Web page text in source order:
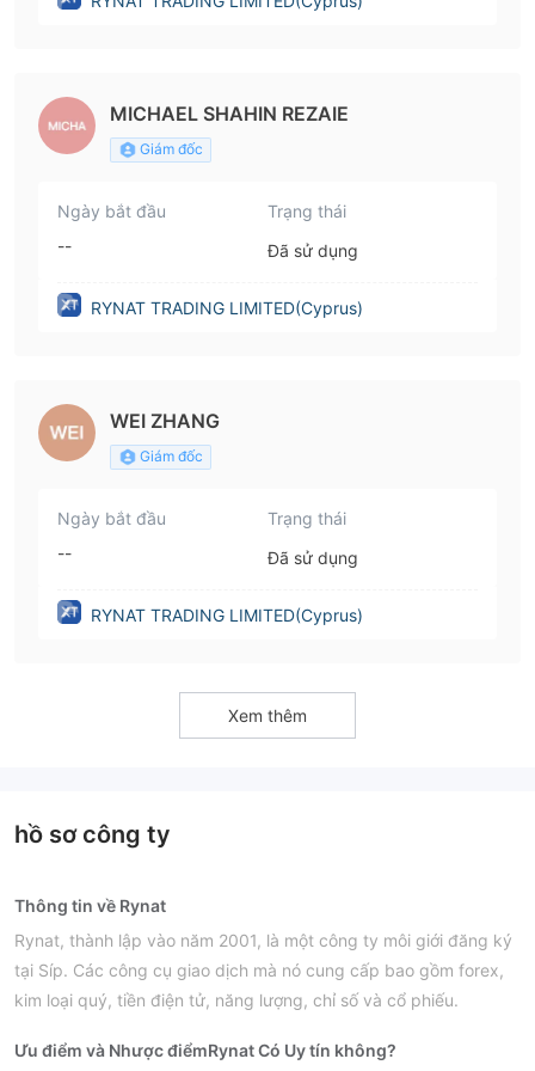
MICHAEL SHAHIN REZAIE
Giám đốc
Ngày bắt đầu
--
Trạng thái
Đã sử dụng
RYNAT TRADING LIMITED(Cyprus)
WEI ZHANG
Giám đốc
Ngày bắt đầu
--
Trạng thái
Đã sử dụng
RYNAT TRADING LIMITED(Cyprus)
Xem thêm
hồ sơ công ty
Thông tin về Rynat
Rynat, thành lập vào năm 2001, là một công ty môi giới đăng ký
tại Síp. Các công cụ giao dịch mà nó cung cấp bao gồm forex,
kim loại quý, tiền điện tử, năng lượng, chỉ số và cổ phiếu.
Ưu điểm và Nhược điểmRynat Có Uy tín không?